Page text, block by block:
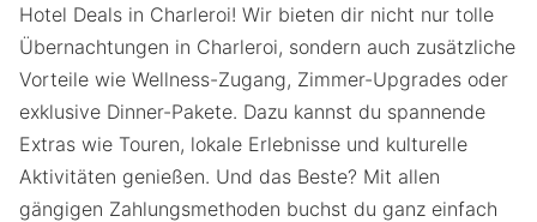
Hotel Deals in Charleroi! Wir bieten dir nicht nur tolle
Übernachtungen in Charleroi, sondern auch zusätzliche
Vorteile wie Wellness-Zugang, Zimmer-Upgrades oder
exklusive Dinner-Pakete. Dazu kannst du spannende
Extras wie Touren, lokale Erlebnisse und kulturelle
Aktivitäten genießen. Und das Beste? Mit allen
gängigen Zahlungsmethoden buchst du ganz einfach